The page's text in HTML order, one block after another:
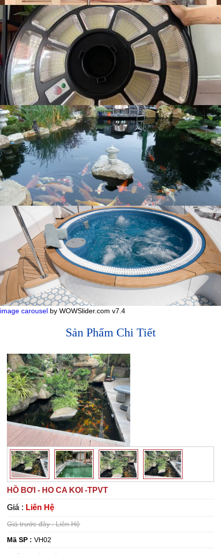
image carousel by WOWSlider.com v7.4
Sản Phẩm Chi Tiết
HỒ BƠI - HO CA KOI -TPVT
Giá : Liên Hệ
Giá trước đây :Liên Hệ
Mã SP : VH02